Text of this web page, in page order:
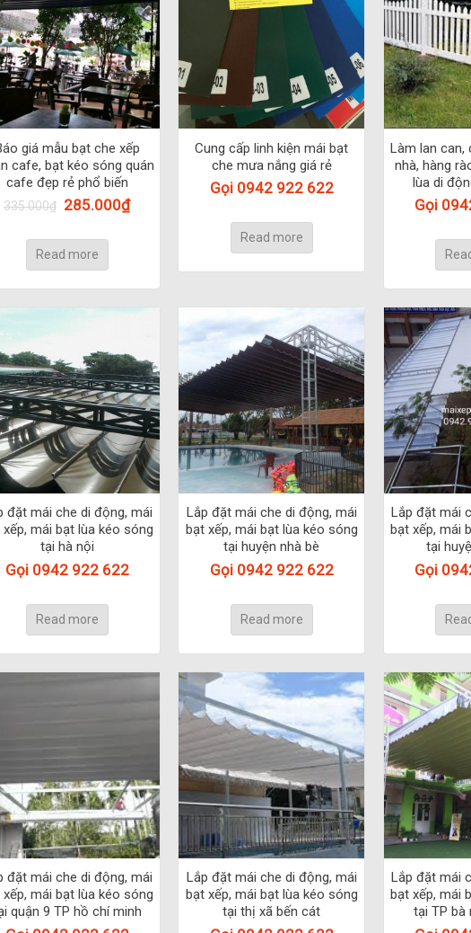
giá mẫu bạt che xếp
cafe, bạt kéo sóng quán
cafe đẹp rẻ phổ biến
335.000₫ 285.000₫
Read more
Cung cấp linh kiện mái bạt
che mưa nắng giá rẻ
Gọi 0942 922 622
Read more
Làm lan can,
nhà, hàng
lùa di
Gọi
đặt mái che di động, mái
xếp, mái bạt lùa kéo sóng
tại hà nội
Gọi 0942 922 622
Read more
Lắp đặt mái che di động, mái
bạt xếp, mái bạt lùa kéo sóng
tại huyện nhà bè
Gọi 0942 922 622
Read more
Lắp đặt mái
bạt xếp, mái
tại
Gọi
đặt mái che di động, mái
xếp, mái bạt lùa kéo sóng
quận 9 TP hồ chí minh
Lắp đặt mái che di động, mái
bạt xếp, mái bạt lùa kéo sóng
tại thị xã bến cát
Lắp đặt mái
bạt xếp, mái
tại TP bà